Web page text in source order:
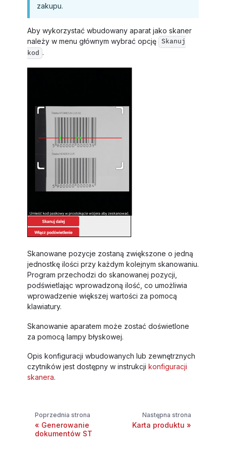
zakupu.
Aby wykorzystać wbudowany aparat jako skaner
należy w menu głównym wybrać opcję
Skanuj
kod .
Skanowane pozycje zostaną zwiększone o jedną
jednostkę ilości przy każdym kolejnym skanowaniu.
Program przechodzi do skanowanej pozycji,
podświetlając wprowadzoną ilość, co umożliwia
wprowadzenie większej wartości za pomocą
klawiatury.
Skanowanie aparatem może zostać doświetlone
za pomocą lampy błyskowej.
Opis konfiguracji wbudowanych lub zewnętrznych
czytników jest dostępny w instrukcji konfiguracji
skanera.
Poprzednia strona
Generowanie
dokumentów ST
Następna strona
Karta produktu